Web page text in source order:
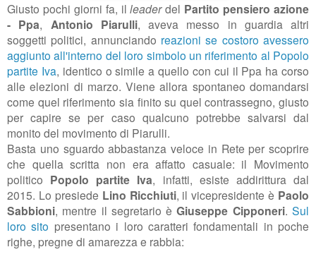
Giusto pochi giorni fa, illeaderdel Partito pensiero azione
- Ppa, Antonio Piarulli, aveva messo in guardia altri
soggetti politici, annunciando reazioni se costoro avessero
aggiunto all'interno del loro simbolo un riferimento al Popolo
partite Iva, identico o simile a quello con cui il Ppa ha corso
alle elezioni di marzo. Viene allora spontaneo domandarsi
come quel riferimento sia finito su quel contrassegno, giusto
per capire se per caso qualcuno potrebbe salvarsi dal
monito del movimento di Piarulli.
Basta uno sguardo abbastanza veloce in Rete per scoprire
che quella scritta non era affatto casuale: il Movimento
politico Popolo partite Iva, infatti, esiste addirittura dal
2015. Lo presiede Lino Ricchiuti, il vicepresidente è Paolo
Sabbioni, mentre il segretario èGiuseppe Cipponeri.Sul
loro sito presentano i loro caratteri fondamentali in poche
righe, pregne di amarezza e rabbia: